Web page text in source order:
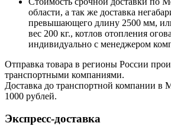
области, а так же доставка
превышающего длину 2500 мм,
вес 200 кг., котлов отопления
индивидуально с менеджером
Отправка товара в регионы России
транспортными компаниями.
Доставка до транспортной компании в
1000 рублей.
Экспресс-доставка